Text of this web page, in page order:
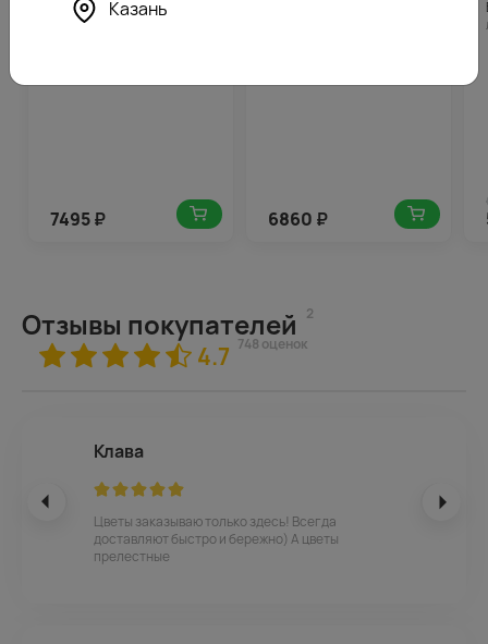
Букет из 51 красных и
белых роз (Россия) 35-40
7495₽ 6860 ₽
Отзывы покупателей 2
4.7 748 оценок
Клава
Цветы заказываю только здесь! Всегда
доставляют быстро и бережно) А цветы
прелестные
Казань